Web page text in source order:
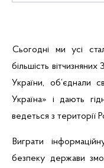
Сьогодні ми усі
більшість
України, об’єднали
Україна» і дають
ведеться з території
Виграти
безпеку держави